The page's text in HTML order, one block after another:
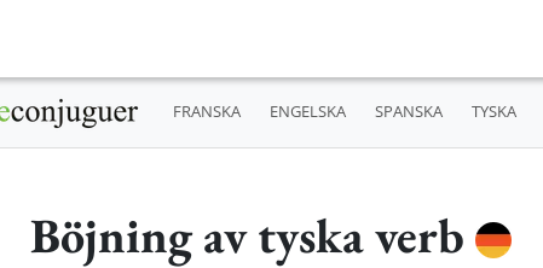
FRANSKA ENGELSKA SPANSKA TYSKA
Böjning av tyska verb